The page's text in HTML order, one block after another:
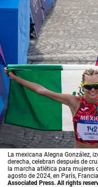
La mexicana Alegna González,
derecha, celebran después de
la marcha atlética para mujeres
agosto de 2024, en París,
Associated Press. All rights